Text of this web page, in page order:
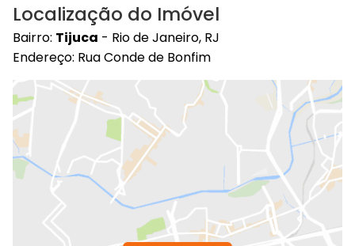
Localização do Imóvel
Bairro: Tijuca - Rio de Janeiro, RJ
Endereço: Rua Conde de Bonfim